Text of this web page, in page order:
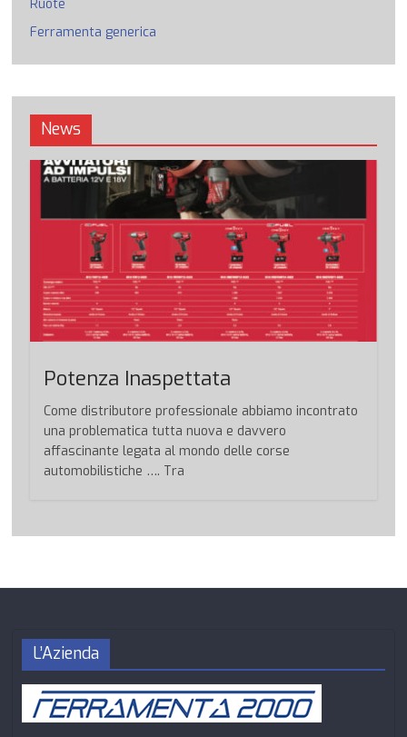
Ruote
Ferramenta generica
News
Potenza Inaspettata
Come distributore professionale abbiamo incontrato
una problematica tutta nuova e davvero
affascinante legata al mondo delle corse
automobilistiche …. Tra
L’Azienda